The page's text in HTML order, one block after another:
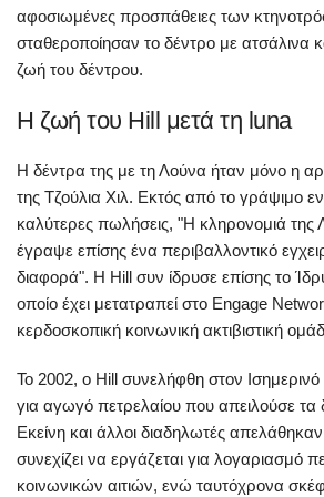
αφοσιωμένες προσπάθειες των
σταθεροποίησαν το δέντρο με ατσάλινα
ζωή του δέντρου.
Η ζωή του Hill μετά τη luna
Η δέντρα της με τη Λούνα ήταν μόνο η
της Τζούλια Χιλ. Εκτός από το γράψιμο
καλύτερες πωλήσεις, "Η κληρονομιά της
έγραψε επίσης ένα περιβαλλοντικό
διαφορά". Η Hill συν ίδρυσε επίσης το
οποίο έχει μετατραπεί στο Engage
κερδοσκοπική κοινωνική ακτιβιστική
Το 2002, ο Hill συνελήφθη στον
για αγωγό πετρελαίου που απειλούσε
Εκείνη και άλλοι διαδηλωτές
συνεχίζει να εργάζεται για λογαριασμό
κοινωνικών αιτιών, ενώ ταυτόχρονα